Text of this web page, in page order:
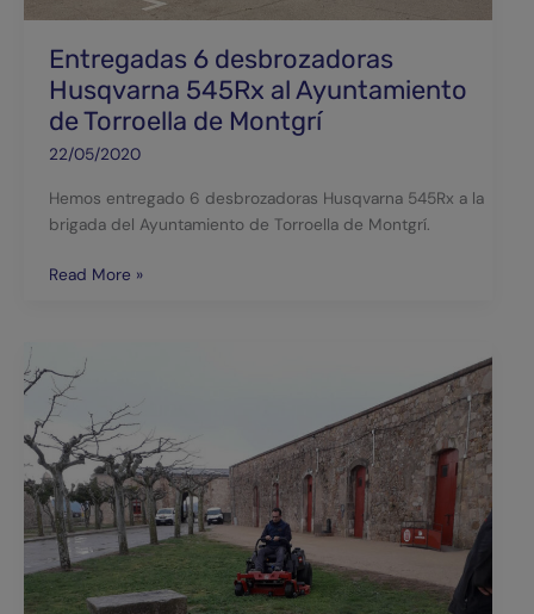
Entregadas 6 desbrozadoras
Husqvarna 545Rx al Ayuntamiento
de Torroella de Montgrí
22/05/2020
Hemos entregado 6 desbrozadoras Husqvarna 545Rx a la
brigada del Ayuntamiento de Torroella de Montgrí.
Montgrí
Read More »
una
segadora
Toro
HD
122
Timecutter
a
la
Fundación